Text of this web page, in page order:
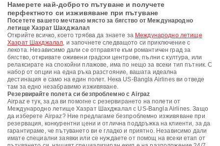
Намерете най-доброто пътуване и получете
перфектното си изживяване при пътуване
Посетете вашето мечтано място за бягство от Международно
летище Хазрат Шахджалал
Открийте всичко, което трябва да знаете за Международно летище
Хазрат Шахджалал, и започнете следващото си приключение с
лекота. Независимо дали се отправяте към романтичен град за
бягство, откривате оживени градски центрове, пълни с култура, или
релаксирате на спокойни плажове, има по нещо за всеки тип пътник. С
набор от опции на една ръка разстояние, вашата идеална
дестинация е само на един полет. Нека US-Bangla Airlines ви отведе
там за едно незабравимо изживяване.
Резервирайте полета си безпроблемно с Airpaz
Airpaz е тук, за да ви помогне с резервирането на полети от
Международно летище Хазрат Шахджалал с US-Bangla Airlines. Защо
да изберете Airpaz? Ние предлагаме безпроблемно изживяване при
резервация, конкурентни цени и отлична поддръжка на клиенти, за да
гарантираме, че пътуването ви е гладко и приятно. Независимо дали
имате специални заявки или се нуждаете от помощ на всеки етап от